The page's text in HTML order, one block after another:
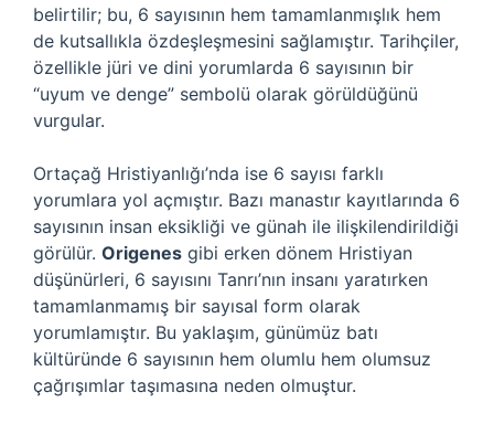
belirtilir; bu, 6 sayısının hem tamamlanmışlık hem
de kutsallıkla özdeşleşmesini sağlamıştır. Tarihçiler,
özellikle jüri ve dini yorumlarda 6 sayısının bir
“uyum ve denge” sembolü olarak görüldüğünü
vurgular.
Ortaçağ Hristiyanlığı’nda ise 6 sayısı farklı
yorumlara yol açmıştır. Bazı manastır kayıtlarında 6
sayısının insan eksikliği ve günah ile ilişkilendirildiği
görülür. Origenes gibi erken dönem Hristiyan
düşünürleri, 6 sayısını Tanrı’nın insanı yaratırken
tamamlanmamış bir sayısal form olarak
yorumlamıştır. Bu yaklaşım, günümüz batı
kültüründe 6 sayısının hem olumlu hem olumsuz
çağrışımlar taşımasına neden olmuştur.